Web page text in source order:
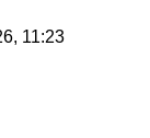
11:23